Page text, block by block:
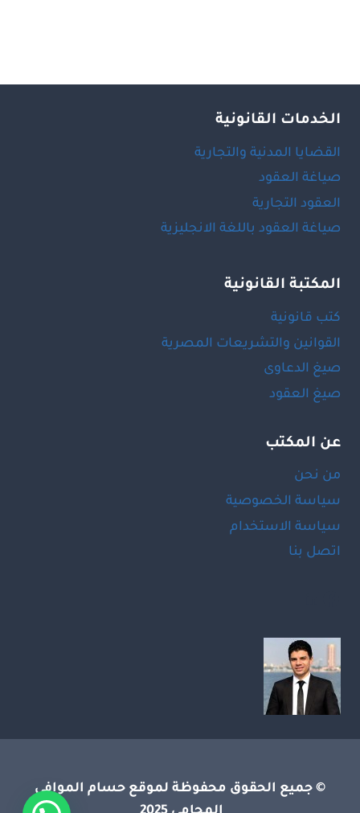
الخدمات القانونية
القضايا المدنية والتجارية
صياغة العقود
العقود التجارية
صياغة العقود باللغة الانجليزية
المكتبة القانونية
كتب قانونية
القوانين والتشريعات المصرية
صيغ الدعاوى
صيغ العقود
عن المكتب
من نحن
سياسة الخصوصية
سياسة الاستخدام
اتصل بنا
© جميع الحقوق محفوظة لموقع حسام الموافى